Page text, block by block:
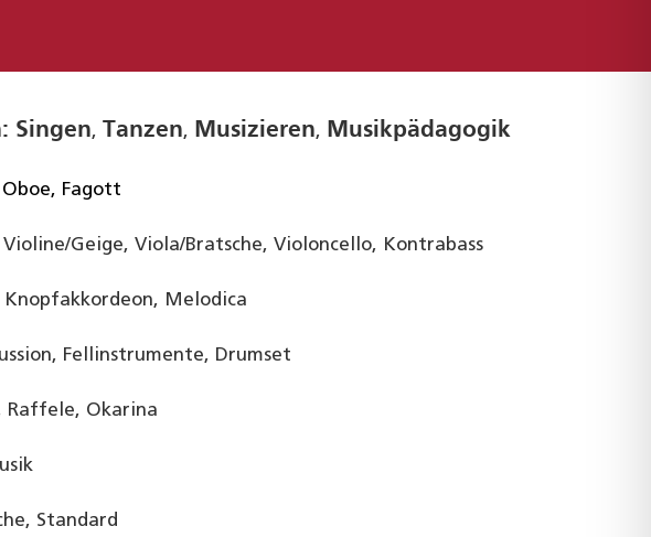
Singen, Tanzen, Musizieren, Musikpädagogik
Fagott
Geige, Viola/Bratsche, Violoncello, Kontrabass
Melodica
Fellinstrumente, Drumset
Raffele, Okarina
Standard